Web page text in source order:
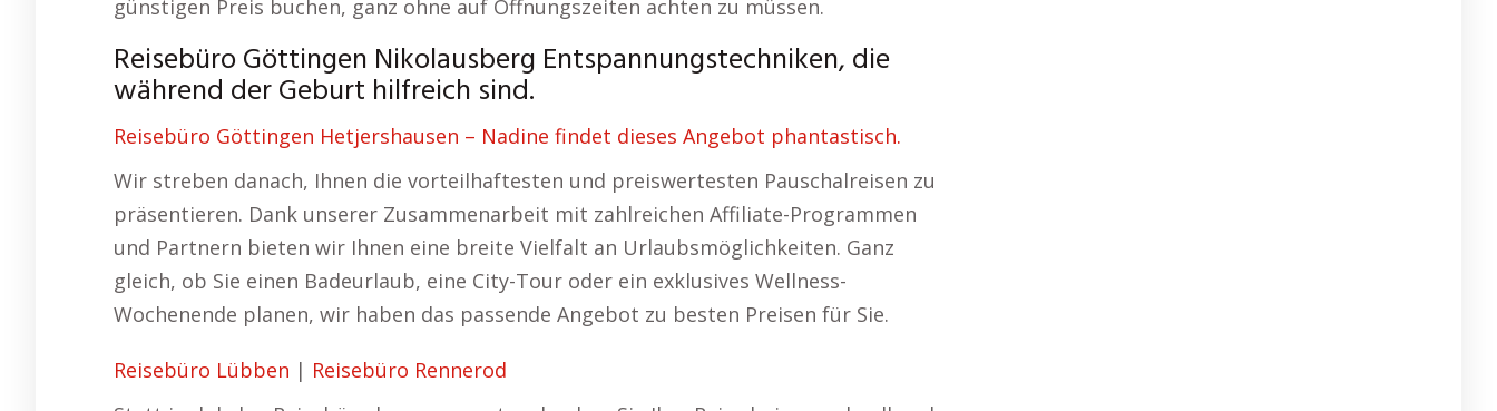
günstigen Preis buchen, ganz ohne auf Öffnungszeiten achten zu müssen.
Reisebüro Göttingen Nikolausberg Entspannungstechniken, die
während der Geburt hilfreich sind.
Reisebüro Göttingen Hetjershausen – Nadine findet dieses Angebot phantastisch.
Wir streben danach, Ihnen die vorteilhaftesten und preiswertesten Pauschalreisen zu
präsentieren. Dank unserer Zusammenarbeit mit zahlreichen Affiliate-Programmen
und Partnern bieten wir Ihnen eine breite Vielfalt an Urlaubsmöglichkeiten. Ganz
gleich, ob Sie einen Badeurlaub, eine City-Tour oder ein exklusives Wellness-
Wochenende planen, wir haben das passende Angebot zu besten Preisen für Sie.
Reisebüro Lübben | Reisebüro Rennerod